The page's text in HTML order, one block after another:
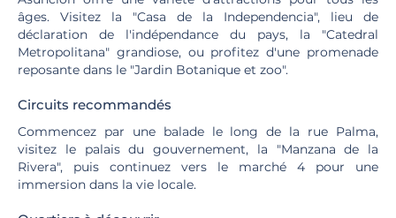
âges. Visitez la "Casa de la Independencia", lieu de
déclaration de l'indépendance du pays, la "Catedral
Metropolitana" grandiose, ou profitez d'une promenade
reposante dans le "Jardin Botanique et zoo".
Circuits recommandés
Commencez par une balade le long de la rue Palma,
visitez le palais du gouvernement, la "Manzana de la
Rivera", puis continuez vers le marché 4 pour une
immersion dans la vie locale.